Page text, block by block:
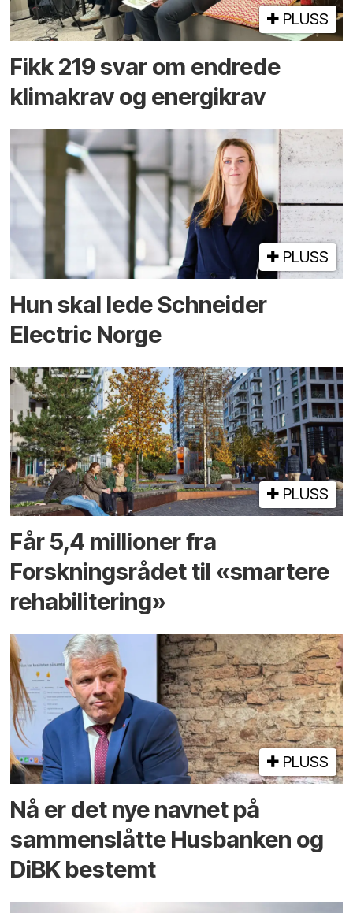
PLUSS
Fikk 219 svar om endrede
klimakrav og energikrav
PLUSS
Hun skal lede Schneider
Electric Norge
PLUSS
Får 5,4 millioner fra
Forskningsrådet til «smartere
rehabilitering»
PLUSS
Nå er det nye navnet på
sammenslåtte Husbanken og
DiBK bestemt